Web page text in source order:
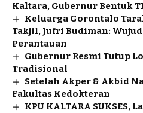
Kaltara, Gubernur Bentuk
Keluarga Gorontalo
Takjil, Jufri Budiman:
Perantauan
Gubernur Resmi Tutup
Tradisional
Setelah Akper & Akbid
Fakultas Kedokteran
KPU KALTARA SUKSES,